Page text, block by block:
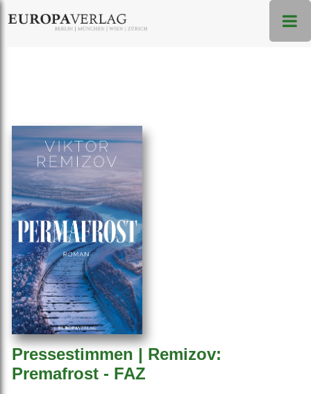
Pressestimmen | Remizov:
Premafrost - FAZ